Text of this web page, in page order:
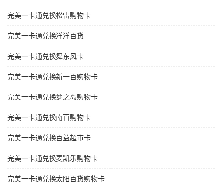
完美一卡通兑换松雷购物卡
完美一卡通兑换洋洋百货
完美一卡通兑换舞东风卡
完美一卡通兑换新一百购物卡
完美一卡通兑换梦之岛购物卡
完美一卡通兑换南百购物卡
完美一卡通兑换百益超市卡
完美一卡通兑换麦凯乐购物卡
完美一卡通兑换太阳百货购物卡